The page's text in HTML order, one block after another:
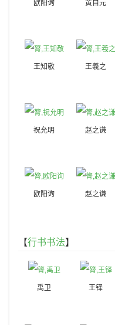
欧阳询 黄自元
王知敬 王羲之
祝允明 赵之谦
欧阳询 赵之谦
【行书书法】
禹卫 王铎